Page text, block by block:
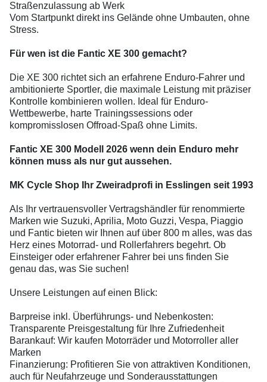
Straßenzulassung ab Werk
Vom Startpunkt direkt ins Gelände ohne Umbauten, ohne
Stress.
Für wen ist die Fantic XE 300 gemacht?
Die XE 300 richtet sich an erfahrene Enduro-Fahrer und
ambitionierte Sportler, die maximale Leistung mit präziser
Kontrolle kombinieren wollen. Ideal für Enduro-
Wettbewerbe, harte Trainingssessions oder
kompromisslosen Offroad-Spaß ohne Limits.
Fantic XE 300 Modell 2026 wenn dein Enduro mehr
können muss als nur gut aussehen.
MK Cycle Shop Ihr Zweiradprofi in Esslingen seit 1993
Als Ihr vertrauensvoller Vertragshändler für renommierte
Marken wie Suzuki, Aprilia, Moto Guzzi, Vespa, Piaggio
und Fantic bieten wir Ihnen auf über 800 m alles, was das
Herz eines Motorrad- und Rollerfahrers begehrt. Ob
Einsteiger oder erfahrener Fahrer bei uns finden Sie
genau das, was Sie suchen!
Unsere Leistungen auf einen Blick:
Barpreise inkl. Überführungs- und Nebenkosten:
Transparente Preisgestaltung für Ihre Zufriedenheit
Barankauf: Wir kaufen Motorräder und Motorroller aller
Marken
Finanzierung: Profitieren Sie von attraktiven Konditionen,
auch für Neufahrzeuge und Sonderausstattungen